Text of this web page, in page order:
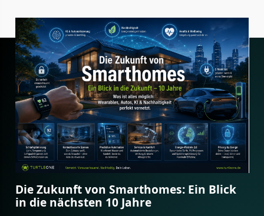
Die Zukunft von Smarthomes: Ein Blick
in die nächsten 10 Jahre